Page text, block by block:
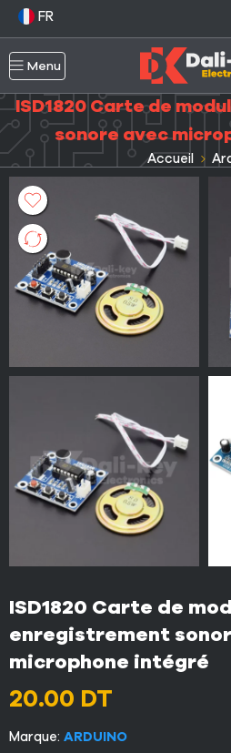
FR
Menu
ISD1820 Carte de
sonore avec
Accueil
ISD1820 Carte de
enregistrement
microphone intégré
20.00 DT
Marque: ARDUINO